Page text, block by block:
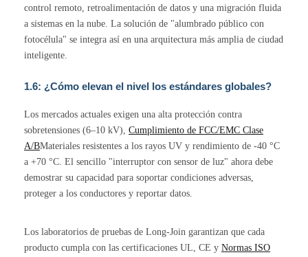
control remoto, retroalimentación de datos y una migración fluida
a sistemas en la nube. La solución de "alumbrado público con
fotocélula" se integra así en una arquitectura más amplia de ciudad
inteligente.
1.6: ¿Cómo elevan el nivel los estándares globales?
Los mercados actuales exigen una alta protección contra
sobretensiones (6–10 kV), Cumplimiento de FCC/EMC Clase
A/BMateriales resistentes a los rayos UV y rendimiento de -40 °C
a +70 °C. El sencillo "interruptor con sensor de luz" ahora debe
demostrar su capacidad para soportar condiciones adversas,
proteger a los conductores y reportar datos.
Los laboratorios de pruebas de Long-Join garantizan que cada
producto cumpla con las certificaciones UL, CE y Normas ISO